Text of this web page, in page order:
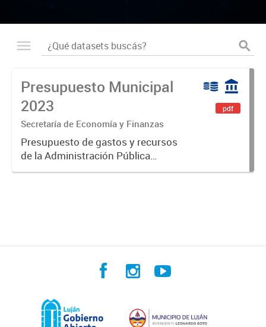
Presupuesto Municipal
2023
Secretaría de Economía y Finanzas
Presupuesto de gastos y recursos
de la Administración Pública
Municipal para el ejercicio 2023.
pdf